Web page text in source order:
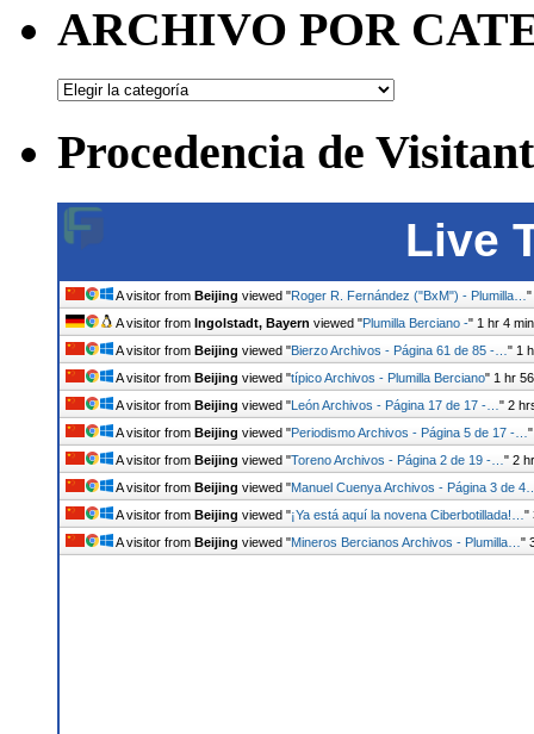
ARCHIVO POR
ARCHIVO
Procedencia de
Live
A visitor from Beijing viewed "Roger R. Fernández ("BxM") - Plumilla… "
A visitor from Ingolstadt, Bayern viewed "Plumilla Berciano -" 1 hr 4
A visitor from Beijing viewed "Bierzo Archivos - Página 61 de 85 -… " 1
A visitor from Beijing viewed "típico Archivos - Plumilla Berciano" 1 hr
A visitor from Beijing viewed "León Archivos - Página 17 de 17 -… " 2
A visitor from Beijing viewed "Periodismo Archivos - Página 5 de 17 -…
A visitor from Beijing viewed "Toreno Archivos - Página 2 de 19 -… " 2
A visitor from Beijing viewed "Manuel Cuenya Archivos - Página 3 de
A visitor from Beijing viewed "¡Ya está aquí la novena Ciberbotillada!… "
A visitor from Beijing viewed "Mineros Bercianos Archivos - Plumilla… "